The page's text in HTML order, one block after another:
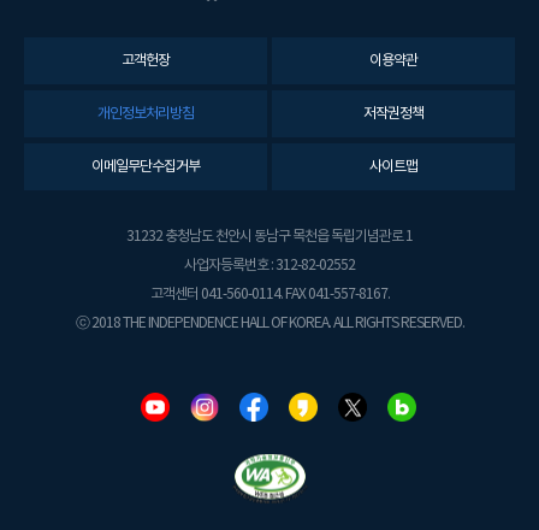
고객헌장 이용약관
개인정보처리방침 저작권정책
이메일무단수집거부 사이트맵
31232 충청남도 천안시 동남구 목천읍 독립기념관로 1
사업자등록번호 : 312-82-02552
고객센터 041-560-0114. FAX 041-557-8167.
ⓒ 2018 THE INDEPENDENCE HALL OF KOREA. ALL RIGHTS RESERVED.